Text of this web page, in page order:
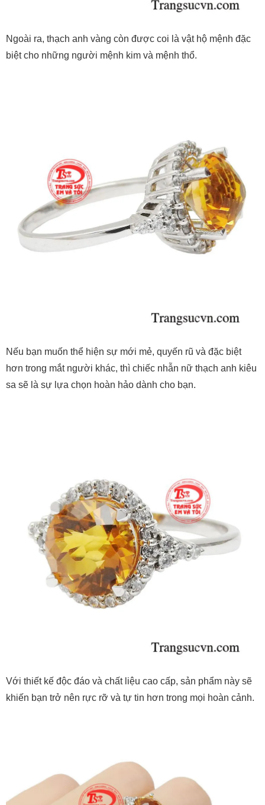
Ngoài ra, thạch anh vàng còn được coi là vật hộ mệnh đặc
biệt cho những người mệnh kim và mệnh thổ.
Nếu bạn muốn thể hiện sự mới mẻ, quyến rũ và đặc biệt
hơn trong mắt người khác, thì chiếc nhẫn nữ thạch anh kiêu
sa sẽ là sự lựa chọn hoàn hảo dành cho bạn.
Với thiết kế độc đáo và chất liệu cao cấp, sản phẩm này sẽ
khiến bạn trở nên rực rỡ và tự tin hơn trong mọi hoàn cảnh.